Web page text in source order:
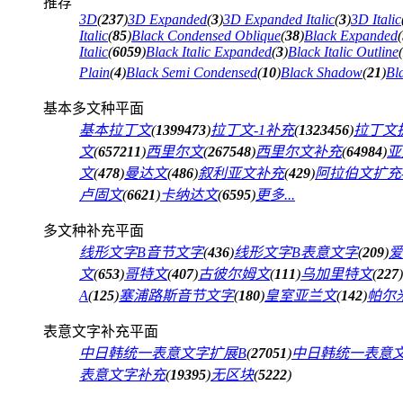
3D(237)3D Expanded(3)3D Expanded Italic(3)3D Italic
Italic(85)Black Condensed Oblique(38)Black Expanded(
Italic(6059)Black Italic Expanded(3)Black Italic Outline(
Plain(4)Black Semi Condensed(10)Black Shadow(21)
基本多文种平面
基本拉丁文(1399473)拉丁文-1补充(1323456)拉丁文
文(657211)西里尔文(267548)西里尔文补充(64984)
文(478)曼达文(486)叙利亚文补充(429)阿拉伯文扩
卢固文(6621)卡纳达文(6595)更多...
多文种补充平面
线形文字B音节文字(436)线形文字B表意文字(209)
文(653)哥特文(407)古彼尔姆文(111)乌加里特文(227)
A(125)塞浦路斯音节文字(180)皇室亚兰文(142)帕尔
表意文字补充平面
中日韩统一表意文字扩展B(27051)中日韩统一表意
表意文字补充(19395)无区块(5222)